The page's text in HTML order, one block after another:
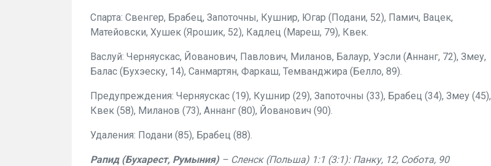
Спарта: Свенгер, Брабец, Запоточны, Кушнир, Югар (Подани, 52), Памич, Вацек,
Матейовски, Хушек (Ярошик, 52), Кадлец (Mареш, 79), Квек.
Васлуй: Черняускас, Йованович, Павлович, Миланов, Балаур, Уэсли (Аннанг, 72), Змеу,
Балас (Бухэеску, 14), Санмартян, Фаркаш, Темванджира (Белло, 89).
Предупреждения: Черняускас (19), Кушнир (29), Запоточны (33), Брабец (34), Змеу (45),
Квек (58), Миланов (73), Аннанг (80), Йованович (90).
Удаления: Подани (85), Брабец (88).
Рапид (Бухарест, Румыния) – Сленск (Польша) 1:1 (3:1): Панку, 12, Собота, 90